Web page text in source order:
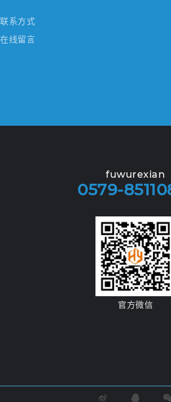
联系方式
在线留言
fuwurexian
0579-
官方微信